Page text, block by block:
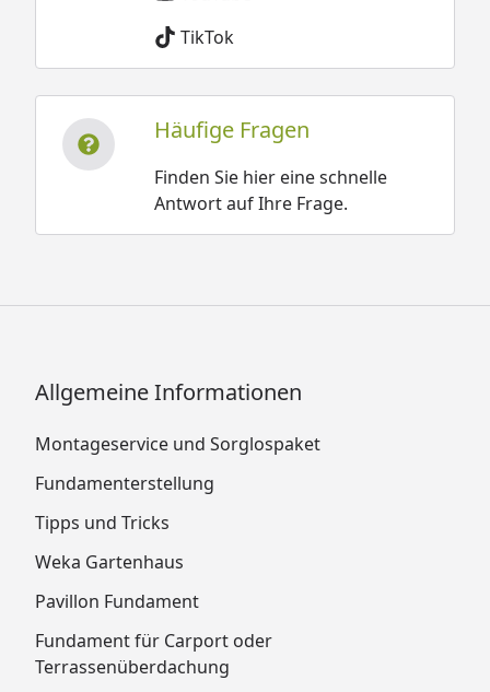
TikTok
Häufige Fragen
Finden Sie hier eine schnelle
Antwort auf Ihre Frage.
Allgemeine Informationen
Montageservice und Sorglospaket
Fundamenterstellung
Tipps und Tricks
Weka Gartenhaus
Pavillon Fundament
Fundament für Carport oder
Terrassenüberdachung